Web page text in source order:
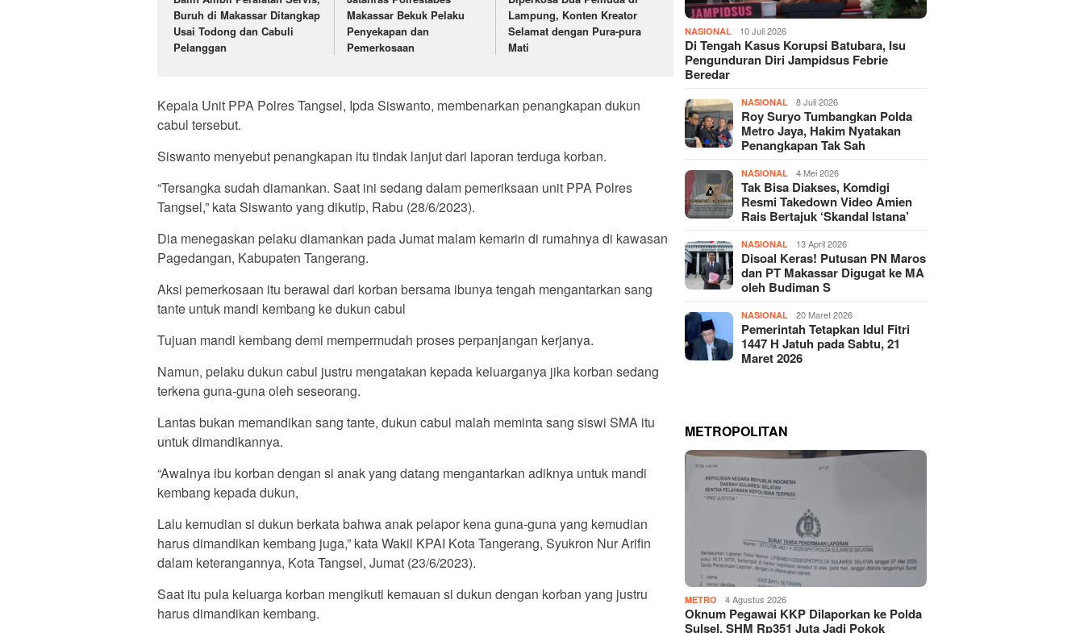
Buruh di Makassar Ditangkap
Usai Todong dan Cabuli
Pelanggan
Makassar Bekuk Pelaku
Penyekapan dan
Pemerkosaan
Lampung, Konten Kreator
Selamat dengan Pura-pura
Mati
Kepala Unit PPA Polres Tangsel, Ipda Siswanto, membenarkan penangkapan dukun
cabul tersebut.
Siswanto menyebut penangkapan itu tindak lanjut dari laporan terduga korban.
“Tersangka sudah diamankan. Saat ini sedang dalam pemeriksaan unit PPA Polres
Tangsel,” kata Siswanto yang dikutip, Rabu (28/6/2023).
Dia menegaskan pelaku diamankan pada Jumat malam kemarin di rumahnya di kawasan
Pagedangan, Kabupaten Tangerang.
Aksi pemerkosaan itu berawal dari korban bersama ibunya tengah mengantarkan sang
tante untuk mandi kembang ke dukun cabul
Tujuan mandi kembang demi mempermudah proses perpanjangan kerjanya.
Namun, pelaku dukun cabul justru mengatakan kepada keluarganya jika korban sedang
terkena guna-guna oleh seseorang.
Lantas bukan memandikan sang tante, dukun cabul malah meminta sang siswi SMA itu
untuk dimandikannya.
“Awalnya ibu korban dengan si anak yang datang mengantarkan adiknya untuk mandi
kembang kepada dukun,
Lalu kemudian si dukun berkata bahwa anak pelapor kena guna-guna yang kemudian
harus dimandikan kembang juga,” kata Wakil KPAI Kota Tangerang, Syukron Nur Arifin
dalam keterangannya, Kota Tangsel, Jumat (23/6/2023).
Saat itu pula keluarga korban mengikuti kemauan si dukun dengan korban yang justru
harus dimandikan kembang.
NASIONAL 10 Juli 2026
Di Tengah Kasus Korupsi Batubara, Isu
Pengunduran Diri Jampidsus Febrie
Beredar
NASIONAL 8 Juli 2026
Roy Suryo Tumbangkan Polda
Metro Jaya, Hakim Nyatakan
Penangkapan Tak Sah
NASIONAL 4 Mei 2026
Tak Bisa Diakses, Komdigi
Resmi Takedown Video Amien
Rais Bertajuk ‘Skandal Istana’
NASIONAL 13 April 2026
Disoal Keras! Putusan PN Maros
dan PT Makassar Digugat ke MA
oleh Budiman S
NASIONAL 20 Maret 2026
Pemerintah Tetapkan Idul Fitri
1447 H Jatuh pada Sabtu, 21
Maret 2026
METROPOLITAN
METRO 4 Agustus 2026
Oknum Pegawai KKP Dilaporkan ke Polda
Sulsel, SHM Rp351 Juta Jadi Pokok